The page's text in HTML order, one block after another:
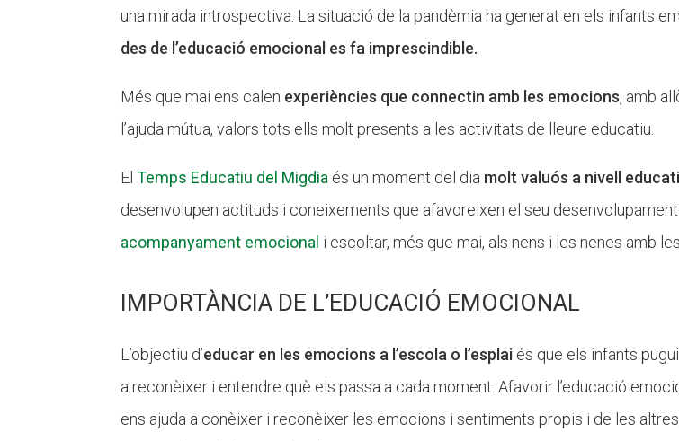
una mirada introspectiva. La situació de la pandèmia ha generat en els infants
des de l’educació emocional es fa imprescindible.
Més que mai ens calen experiències que connectin amb les emocions, amb
l’ajuda mútua, valors tots ells molt presents a les activitats de lleure educatiu.
ElTemps Educatiu del Migdia és un moment del dia molt valuós a nivell
desenvolupen actituds i coneixements que afavoreixen el seu
acompanyament emocional i escoltar, més que mai, als nens i les nenes amb
IMPORTÀNCIA DE L’EDUCACIÓ EMOCIONAL
L’objectiu d’educar en les emocions a l’escola o l’esplai és que els infants
a reconèixer i entendre què els passa a cada moment. Afavorir l’educació
ens ajuda a conèixer i reconèixer les emocions i sentiments propis i de les